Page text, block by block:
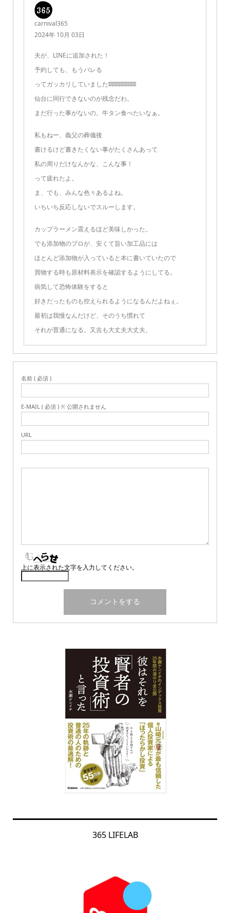
carnival365
2024年 10月 03日
夫が、LINEに追加された！
予約しても、もうバレる
ってガッカリしていましたʬʬʬʬʬʬʬʬʬ
仙台に同行できないのが残念だわ。
まだ行った事がないの。牛タン食べたいなぁ。
私もねー、義父の葬儀後
書けるけど書きたくない事がたくさんあって
私の周りだけなんかな、こんな事！
って疲れたよ。
ま、でも、みんな色々あるよね。
いちいち反応しないでスルーします。
カップラーメン震えるほど美味しかった。
でも添加物のプロが、安くて旨い加工品には
ほとんど添加物が入っていると本に書いていたので
買物する時も原材料表示を確認するようにしてる。
病気して恐怖体験をすると
好きだったものも控えられるようになるんだよねぇ。
最初は我慢なんだけど、そのうち慣れて
それが普通になる。又吉も大丈夫大丈夫。
名前 ( 必須 )
E-MAIL ( 必須 ) ※ 公開されません
URL
上に表示された文字を入力してください。
365 LIFELAB